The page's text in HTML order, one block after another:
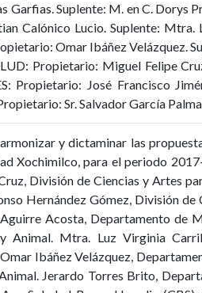
Garfias. Suplente: M. en C. Dorys
Calónico Lucio. Suplente:
Omar Ibáñez Velázquez.
Propietario: Miguel Felipe
Propietario: José Francisco
Sr. Salvador García
y dictaminar las
Xochimilco, para el periodo
División de Ciencias y Artes
Hernández Gómez, División de
Acosta, Departamento de
Animal. Mtra. Luz Virginia
Ibáñez Velázquez,
Jerardo Torres Brito,